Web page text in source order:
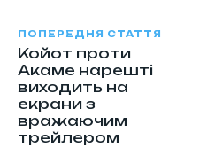
ПОПЕРЕДНЯ СТАТТЯ
Койот проти
Акаме нарешті
виходить на
екрани з
вражаючим
трейлером